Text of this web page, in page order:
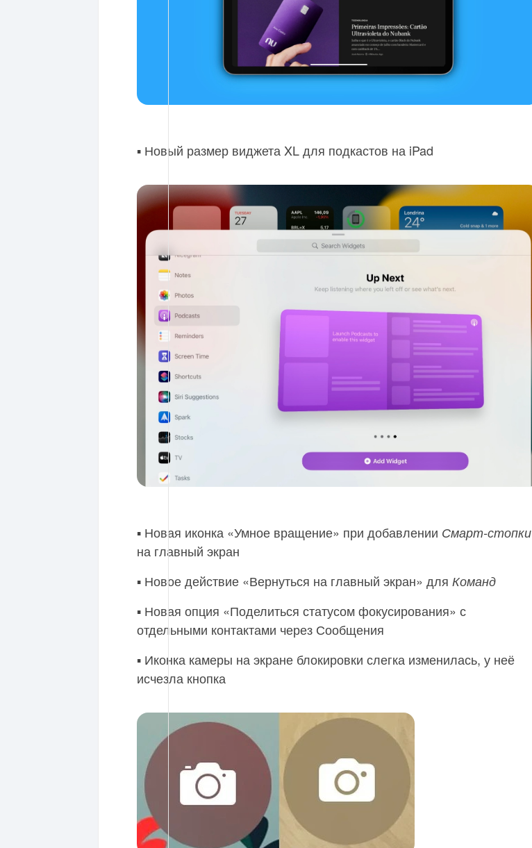
▪️ Новый размер виджета XL для подкастов на iPad
▪️ Новая иконка «Умное вращение» при добавлении Смарт-стопки
на главный экран
▪️ Новое действие «Вернуться на главный экран» для Команд
▪️ Новая опция «Поделиться статусом фокусирования» с
отдельными контактами через Сообщения
▪️ Иконка камеры на экране блокировки слегка изменилась, у неё
исчезла кнопка